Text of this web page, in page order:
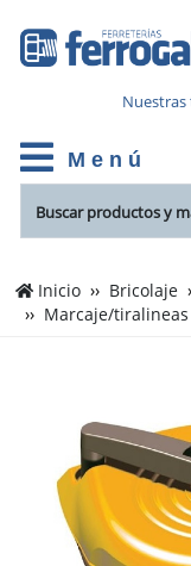
Nuestras
M e n ú
Inicio Bricolaje
Marcaje/tiralineas